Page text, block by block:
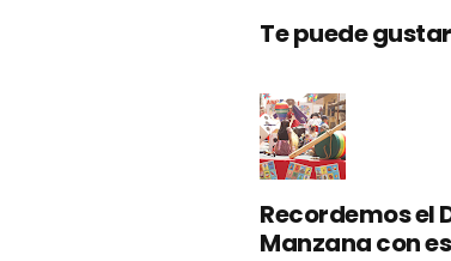
Te puede gustar
Recordemos el
Manzana con